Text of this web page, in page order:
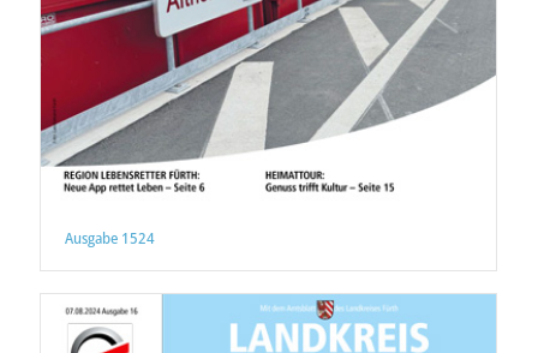
Ausgabe 1524